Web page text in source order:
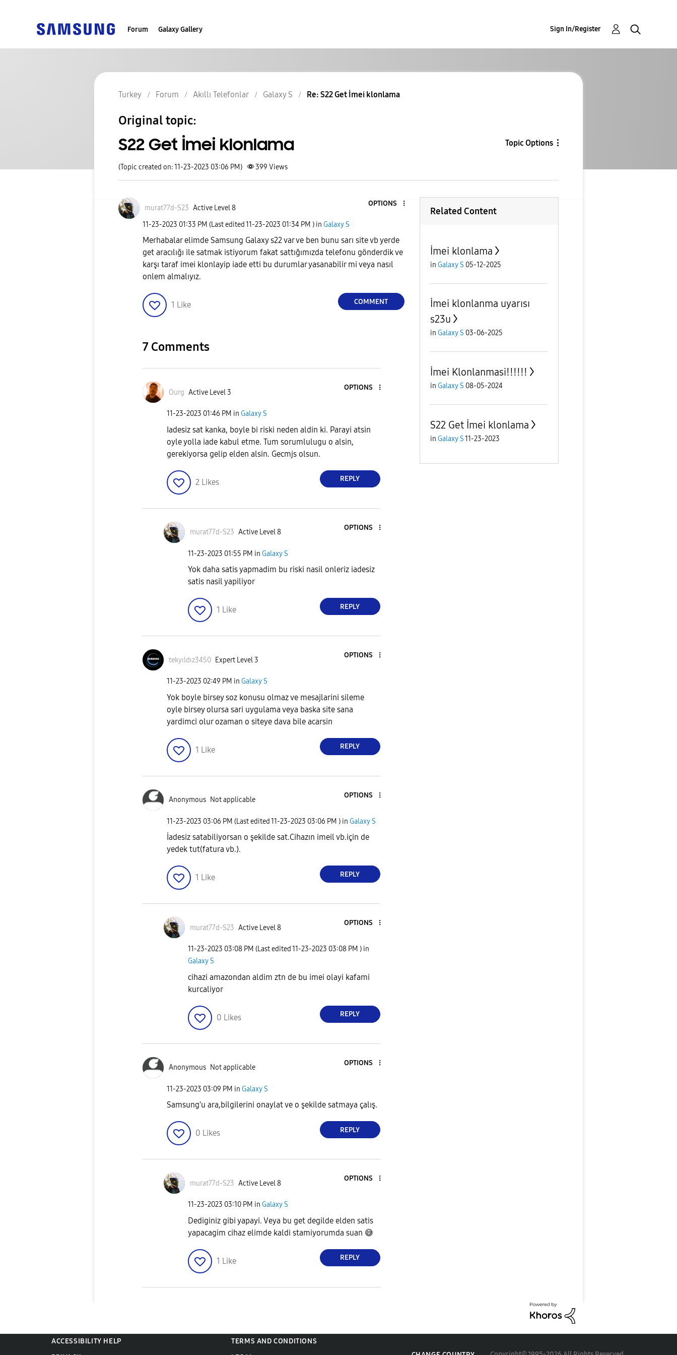
Forum Galaxy Gallery Sign In/Register
Turkey Forum Akıllı Telefonlar Galaxy S Re: S22 Get İmei klonlama
Original topic:
S22 Get İmei klonlama Topic Options
(Topic created on: 11-23-2023 03:06 PM) 399 Views
murat77d-S23 Active Level 8
OPTIONS
‎11-23-2023 01:33 PM (Last edited ‎11-23-2023 01:34 PM ) in Galaxy S
Merhabalar elimde Samsung Galaxy s22 var ve ben bunu sarı site vb yerde
get aracılığı ile satmak istiyorum fakat sattığımızda telefonu gönderdik ve
karşı taraf imei klonlayip iade etti bu durumlar yasanabilir mi veya nasıl
onlem almalıyız.
1 Like COMMENT
7 Comments
Ourg Active Level 3
OPTIONS
‎11-23-2023 01:46 PM in Galaxy S
Iadesiz sat kanka, boyle bi riski neden aldin ki. Parayi atsin
oyle yolla iade kabul etme. Tum sorumlulugu o alsin,
gerekiyorsa gelip elden alsin. Gecmjs olsun.
2 Likes REPLY
murat77d-S23 Active Level 8
OPTIONS
‎11-23-2023 01:55 PM in Galaxy S
Yok daha satis yapmadim bu riski nasil onleriz iadesiz
satis nasil yapiliyor
1 Like REPLY
tekyıldız3450 Expert Level 3
OPTIONS
‎11-23-2023 02:49 PM in Galaxy S
Yok boyle birsey soz konusu olmaz ve mesajlarini sileme
oyle birsey olursa sari uygulama veya baska site sana
yardimci olur ozaman o siteye dava bile acarsin
1 Like REPLY
Anonymous Not applicable
OPTIONS
‎11-23-2023 03:06 PM (Last edited ‎11-23-2023 03:06 PM ) in Galaxy S
İadesiz satabiliyorsan o şekilde sat.Cihazın imeil vb.için de
yedek tut(fatura vb.).
1 Like REPLY
murat77d-S23 Active Level 8
OPTIONS
‎11-23-2023 03:08 PM (Last edited ‎11-23-2023 03:08 PM ) in
Galaxy S
cihazi amazondan aldim ztn de bu imei olayi kafami
kurcaliyor
0 Likes REPLY
Anonymous Not applicable
OPTIONS
‎11-23-2023 03:09 PM in Galaxy S
Samsung'u ara,bilgilerini onaylat ve o şekilde satmaya çalış.
0 Likes REPLY
murat77d-S23 Active Level 8
OPTIONS
‎11-23-2023 03:10 PM in Galaxy S
Dediginiz gibi yapayi. Veya bu get degilde elden satis
yapacagim cihaz elimde kaldi stamiyorumda suan 😅
1 Like REPLY
Related Content
İmei klonlama
in Galaxy S 05-12-2025
İmei klonlanma uyarısı
s23u
in Galaxy S 03-06-2025
İmei Klonlanmasi!!!!!!
in Galaxy S 08-05-2024
S22 Get İmei klonlama
in Galaxy S11-23-2023
ACCESSIBILITY HELP
TERMS AND CONDITIONS